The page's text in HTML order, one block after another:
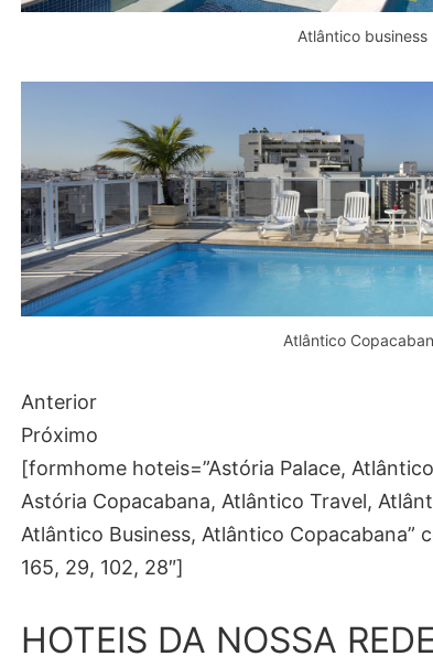
Atlântico business
Atlântico
Anterior
Próximo
[formhome hoteis=”Astória Palace,
Astória Copacabana, Atlântico Travel,
Atlântico Business, Atlântico Copacabana”
165, 29, 102, 28″]
HOTEIS DA NOSSA REDE